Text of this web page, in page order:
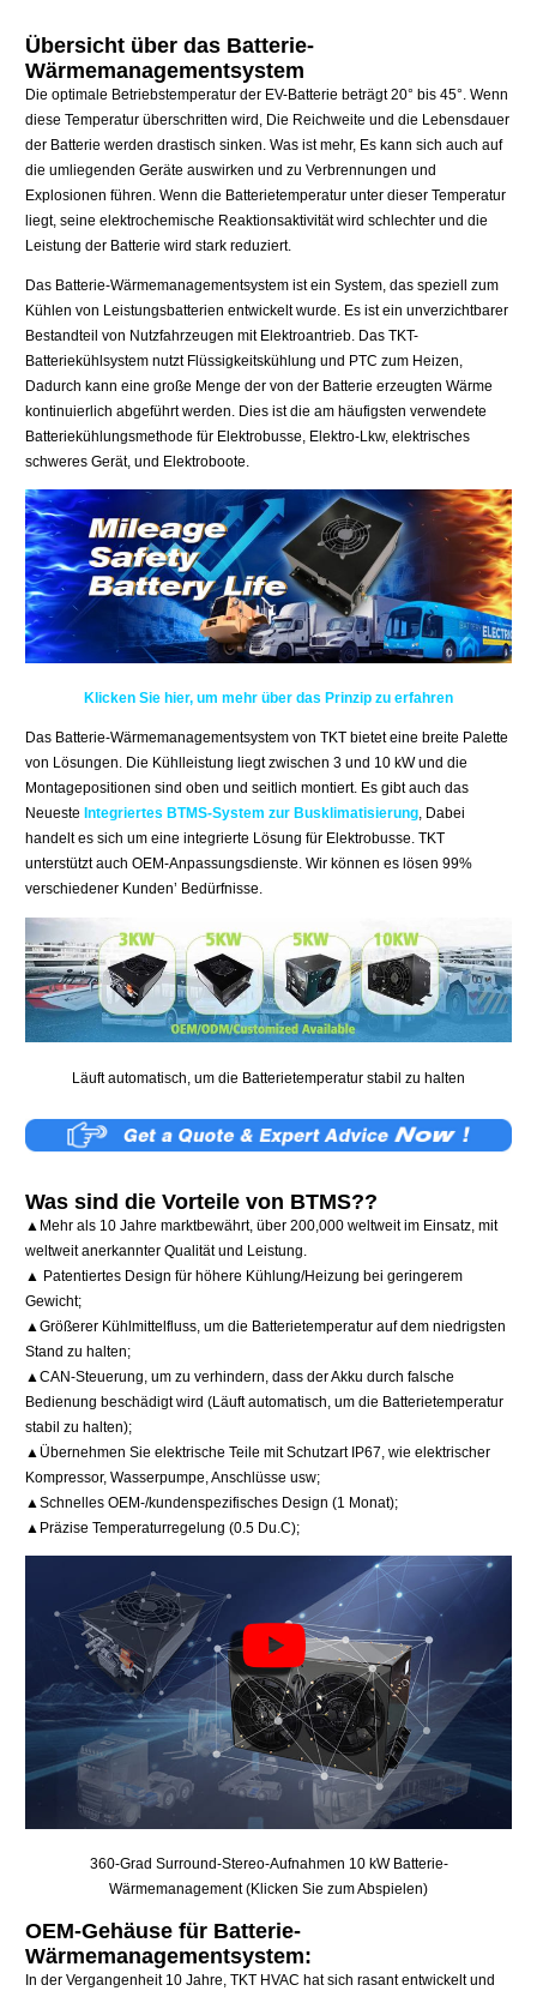
Übersicht über das Batterie-
Wärmemanagementsystem
Die optimale Betriebstemperatur der EV-Batterie beträgt 20° bis 45°. Wenn
diese Temperatur überschritten wird, Die Reichweite und die Lebensdauer
der Batterie werden drastisch sinken. Was ist mehr, Es kann sich auch auf
die umliegenden Geräte auswirken und zu Verbrennungen und
Explosionen führen. Wenn die Batterietemperatur unter dieser Temperatur
liegt, seine elektrochemische Reaktionsaktivität wird schlechter und die
Leistung der Batterie wird stark reduziert.
Das Batterie-Wärmemanagementsystem ist ein System, das speziell zum
Kühlen von Leistungsbatterien entwickelt wurde. Es ist ein unverzichtbarer
Bestandteil von Nutzfahrzeugen mit Elektroantrieb. Das TKT-
Batteriekühlsystem nutzt Flüssigkeitskühlung und PTC zum Heizen,
Dadurch kann eine große Menge der von der Batterie erzeugten Wärme
kontinuierlich abgeführt werden. Dies ist die am häufigsten verwendete
Batteriekühlungsmethode für Elektrobusse, Elektro-Lkw, elektrisches
schweres Gerät, und Elektroboote.
Klicken Sie hier, um mehr über das Prinzip zu erfahren
Das Batterie-Wärmemanagementsystem von TKT bietet eine breite Palette
von Lösungen. Die Kühlleistung liegt zwischen 3 und 10 kW und die
Montagepositionen sind oben und seitlich montiert. Es gibt auch das
Neueste Integriertes BTMS-System zur Busklimatisierung, Dabei
handelt es sich um eine integrierte Lösung für Elektrobusse. TKT
unterstützt auch OEM-Anpassungsdienste. Wir können es lösen 99%
verschiedener Kunden’ Bedürfnisse.
Läuft automatisch, um die Batterietemperatur stabil zu halten
Was sind die Vorteile von BTMS??
▲Mehr als 10 Jahre marktbewährt, über 200,000 weltweit im Einsatz, mit
weltweit anerkannter Qualität und Leistung.
▲ Patentiertes Design für höhere Kühlung/Heizung bei geringerem
Gewicht;
▲Größerer Kühlmittelfluss, um die Batterietemperatur auf dem niedrigsten
Stand zu halten;
▲CAN-Steuerung, um zu verhindern, dass der Akku durch falsche
Bedienung beschädigt wird (Läuft automatisch, um die Batterietemperatur
stabil zu halten);
▲Übernehmen Sie elektrische Teile mit Schutzart IP67, wie elektrischer
Kompressor, Wasserpumpe, Anschlüsse usw;
▲Schnelles OEM-/kundenspezifisches Design (1 Monat);
▲Präzise Temperaturregelung (0.5 Du.C);
360-Grad Surround-Stereo-Aufnahmen 10 kW Batterie-
Wärmemanagement (Klicken Sie zum Abspielen)
OEM-Gehäuse für Batterie-
Wärmemanagementsystem:
In der Vergangenheit 10 Jahre, TKT HVAC hat sich rasant entwickelt und